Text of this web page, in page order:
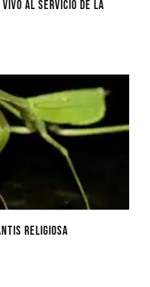
vivo al servicio de la
Religiosa